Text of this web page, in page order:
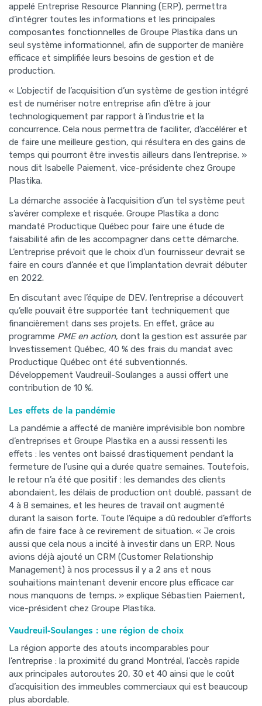
appelé Entreprise Resource Planning (ERP), permettra
d’intégrer toutes les informations et les principales
composantes fonctionnelles de Groupe Plastika dans un
seul système informationnel, afin de supporter de manière
efficace et simplifiée leurs besoins de gestion et de
production.
« L’objectif de l’acquisition d’un système de gestion intégré
est de numériser notre entreprise afin d’être à jour
technologiquement par rapport à l’industrie et la
concurrence. Cela nous permettra de faciliter, d’accélérer et
de faire une meilleure gestion, qui résultera en des gains de
temps qui pourront être investis ailleurs dans l’entreprise. »
nous dit Isabelle Paiement, vice-présidente chez Groupe
Plastika.
La démarche associée à l’acquisition d’un tel système peut
s’avérer complexe et risquée. Groupe Plastika a donc
mandaté Productique Québec pour faire une étude de
faisabilité afin de les accompagner dans cette démarche.
L’entreprise prévoit que le choix d’un fournisseur devrait se
faire en cours d’année et que l’implantation devrait débuter
en 2022.
En discutant avec l’équipe de DEV, l’entreprise a découvert
qu’elle pouvait être supportée tant techniquement que
financièrement dans ses projets. En effet, grâce au
programme PME en action, dont la gestion est assurée par
Investissement Québec, 40 % des frais du mandat avec
Productique Québec ont été subventionnés.
Développement Vaudreuil-Soulanges a aussi offert une
contribution de 10 %.
Les effets de la pandémie
La pandémie a affecté de manière imprévisible bon nombre
d’entreprises et Groupe Plastika en a aussi ressenti les
effets : les ventes ont baissé drastiquement pendant la
fermeture de l’usine qui a durée quatre semaines. Toutefois,
le retour n’a été que positif : les demandes des clients
abondaient, les délais de production ont doublé, passant de
4 à 8 semaines, et les heures de travail ont augmenté
durant la saison forte. Toute l’équipe a dû redoubler d’efforts
afin de faire face à ce revirement de situation. « Je crois
aussi que cela nous a incité à investir dans un ERP. Nous
avions déjà ajouté un CRM (Customer Relationship
Management) à nos processus il y a 2 ans et nous
souhaitions maintenant devenir encore plus efficace car
nous manquons de temps. » explique Sébastien Paiement,
vice-président chez Groupe Plastika.
Vaudreuil-Soulanges : une région de choix
La région apporte des atouts incomparables pour
l’entreprise : la proximité du grand Montréal, l’accès rapide
aux principales autoroutes 20, 30 et 40 ainsi que le coût
d’acquisition des immeubles commerciaux qui est beaucoup
plus abordable.